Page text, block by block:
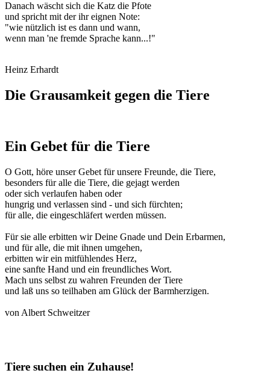
Danach wäscht sich die Katz die Pfote
und spricht mit der ihr eignen Note:
"wie nützlich ist es dann und wann,
wenn man 'ne fremde Sprache kann...!"
Heinz Erhardt
Die Grausamkeit gegen die Tiere
Ein Gebet für die Tiere
O Gott, höre unser Gebet für unsere Freunde, die Tiere,
besonders für alle die Tiere, die gejagt werden
oder sich verlaufen haben oder
hungrig und verlassen sind - und sich fürchten;
für alle, die eingeschläfert werden müssen.
Für sie alle erbitten wir Deine Gnade und Dein Erbarmen,
und für alle, die mit ihnen umgehen,
erbitten wir ein mitfühlendes Herz,
eine sanfte Hand und ein freundliches Wort.
Mach uns selbst zu wahren Freunden der Tiere
und laß uns so teilhaben am Glück der Barmherzigen.
von Albert Schweitzer
Tiere suchen ein Zuhause!